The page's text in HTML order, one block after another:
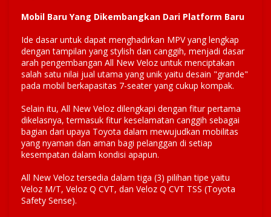
Mobil Baru Yang Dikembangkan Dari Platform Baru
Ide dasar untuk dapat menghadirkan MPV yang lengkap
dengan tampilan yang stylish dan canggih, menjadi dasar
arah pengembangan All New Veloz untuk menciptakan
salah satu nilai jual utama yang unik yaitu desain "grande"
pada mobil berkapasitas 7-seater yang cukup kompak.
Selain itu, All New Veloz dilengkapi dengan fitur pertama
dikelasnya, termasuk fitur keselamatan canggih sebagai
bagian dari upaya Toyota dalam mewujudkan mobilitas
yang nyaman dan aman bagi pelanggan di setiap
kesempatan dalam kondisi apapun.
All New Veloz tersedia dalam tiga (3) pilihan tipe yaitu
Veloz M/T, Veloz Q CVT, dan Veloz Q CVT TSS (Toyota
Safety Sense).